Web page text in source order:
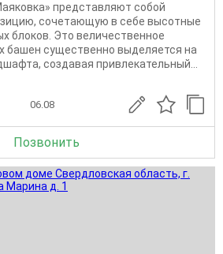
представляют собой
сочетающую в себе высотные
блоков. Это величественное
башен существенно выделяется на
создавая привлекательный...
06.08
Позвонить